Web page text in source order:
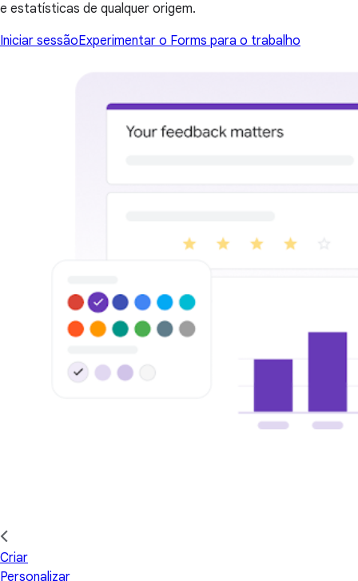
e estatísticas de qualquer origem.
Iniciar sessãoExperimentar o Forms para o trabalho
Criar
Personalizar